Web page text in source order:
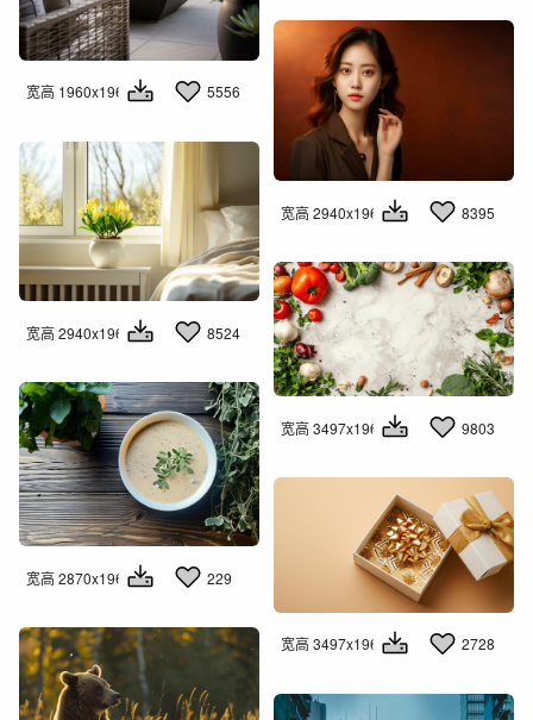
宽高 1960x1960 5556
宽高 2940x1960 8395
宽高 2940x1960 8524
宽高 3497x1960 9803
宽高 2870x1960 229
宽高 3497x1960 2728